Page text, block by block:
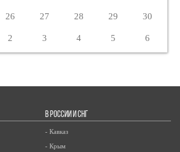
26 27 28 29 30
2 3 4 5 6
В РОССИИ И СНГ
- Кавказ
- Крым